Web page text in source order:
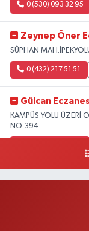
0 (530) 093 32 95
Zeynep Öner
SÜPHAN
0 (432) 217 51 51
Gülcan
KAMPÜS YOLU ÜZERİ
NO:394
HEKİM HASTANESİ